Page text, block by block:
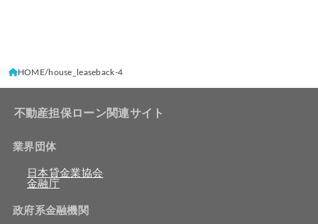
HOME house_leaseback-4
不動産担保ローン関連サイト
業界団体
日本貸金業協会
金融庁
政府系金融機関